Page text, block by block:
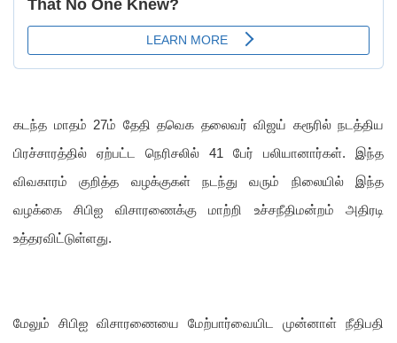
கடந்த மாதம் 27ம் தேதி தவெக தலைவர் விஜய் கரூரில் நடத்திய
பிரச்சாரத்தில் ஏற்பட்ட நெரிசலில் 41 பேர் பலியானார்கள். இந்த
விவகாரம் குறித்த வழக்குகள் நடந்து வரும் நிலையில் இந்த
வழக்கை சிபிஐ விசாரணைக்கு மாற்றி உச்சநீதிமன்றம் அதிரடி
உத்தரவிட்டுள்ளது.
மேலும் சிபிஐ விசாரணையை மேற்பார்வையிட முன்னாள் நீதிபதி